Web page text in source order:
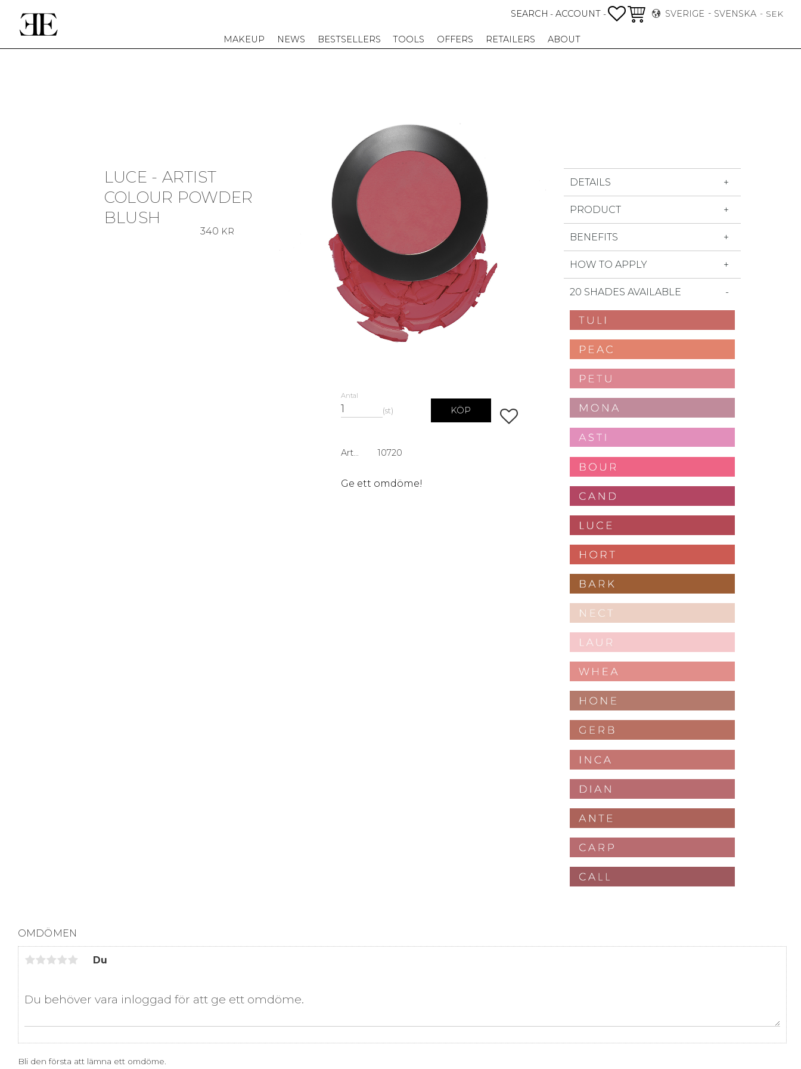
SEARCH - ACCOUNT - FAVORITER
KUNDVAGNSVERIGE SVENSKA SEK
MAKEUP NEWS BESTSELLERS TOOLS OFFERS RETAILERS ABOUT
LUCE - ARTIST
COLOUR POWDER
BLUSH
DETAILS
PRODUCT
BENEFITS
HOW TO APPLY
20 SHADES AVAILABLE
340 KR
Antal
st KÖP Lägg till i favoriter
Artikelnr 10720
Ge ett omdöme!
OMDÖMEN
Du
Bli den första att lämna ett omdöme.